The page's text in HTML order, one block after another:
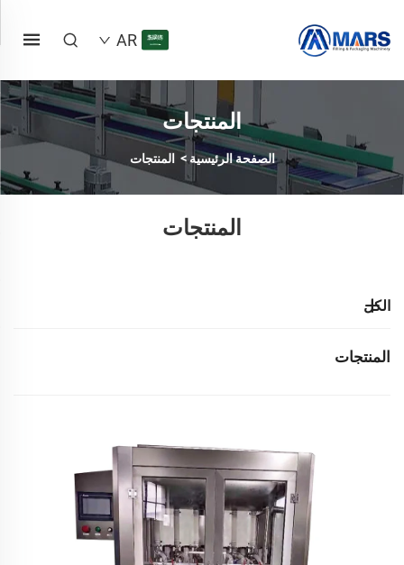
AR
المنتجات
الصفحة الرئيسية> المنتجات
المنتجات
الكل
المنتجات